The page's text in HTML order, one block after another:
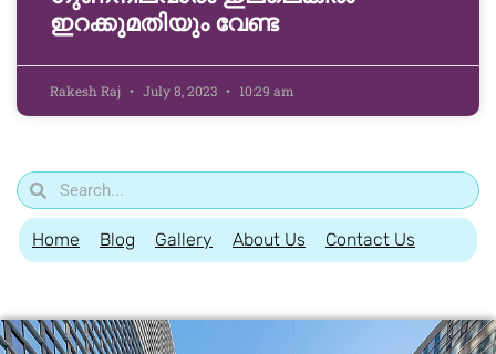
ഇറക്കുമതിയും വേണ്ട
Rakesh Raj July 8, 2023 10:29 am
Home Blog Gallery About Us Contact Us